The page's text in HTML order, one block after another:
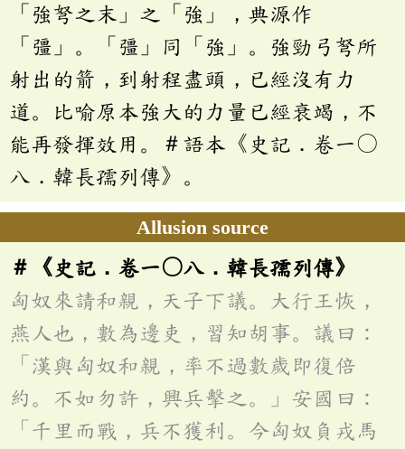
「強弩之末」之「強」，典源作
「彊」。「彊」同「強」。強勁弓弩所
射出的箭，到射程盡頭，已經沒有力
道。比喻原本強大的力量已經衰竭，不
能再發揮效用。＃語本《史記．卷一〇
八．韓長孺列傳》。
Allusion source
＃《史記．卷一〇八．韓長孺列傳》
匈奴來請和親，天子下議。大行王恢，
燕人也，數為邊吏，習知胡事。議曰：
「漢與匈奴和親，率不過數歲即復倍
約。不如勿許，興兵擊之。」安國曰：
「千里而戰，兵不獲利。今匈奴負戎馬